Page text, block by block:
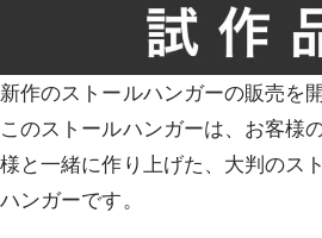
新作のストールハンガーの販売を
このストールハンガーは、お客様
様と一緒に作り上げた、大判のス
ハンガーです。